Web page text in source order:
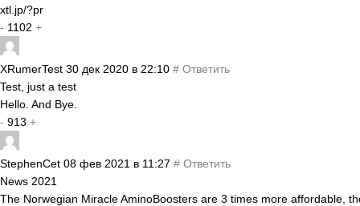
xtl.jp/?pr
- 1102 +
XRumerTest 30 дек 2020 в 22:10 # Ответить
Test, just a test
Hello. And Bye.
- 913 +
StephenCet 08 фев 2021 в 11:27 # Ответить
News 2021
The Norwegian Miracle AminoBoosters are 3 times more affordable,